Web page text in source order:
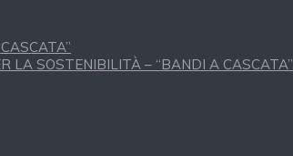
LA SOSTENIBILITÀ – “BANDI A CASCATA”